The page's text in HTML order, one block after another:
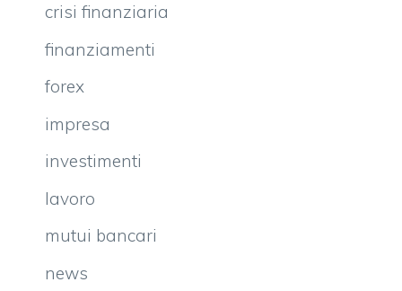
crisi finanziaria
finanziamenti
forex
impresa
investimenti
lavoro
mutui bancari
news